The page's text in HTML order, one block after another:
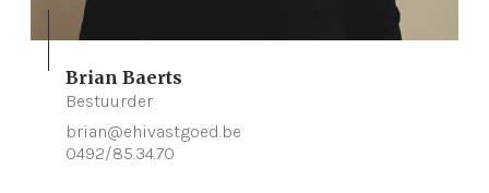
Brian Baerts
Bestuurder
brian@ehivastgoed.be
0492/85.34.70